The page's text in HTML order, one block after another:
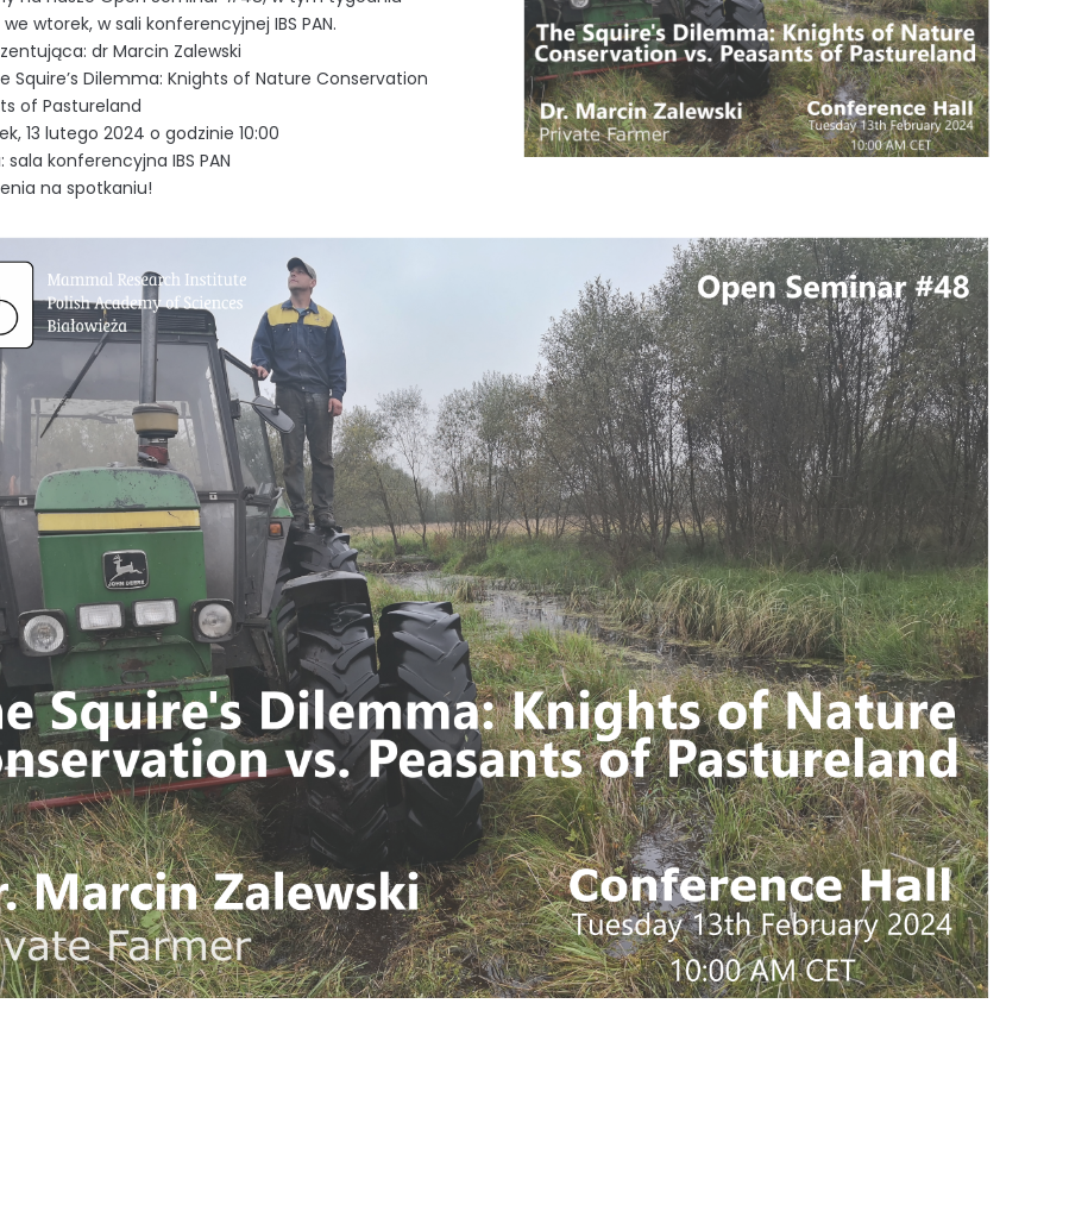
wtorek, w sali konferencyjnej IBS PAN.
dr Marcin Zalewski
Squire’s Dilemma: Knights of Nature Conservation
of Pastureland
13 lutego 2024 o godzinie 10:00
sala konferencyjna IBS PAN
na spotkaniu!